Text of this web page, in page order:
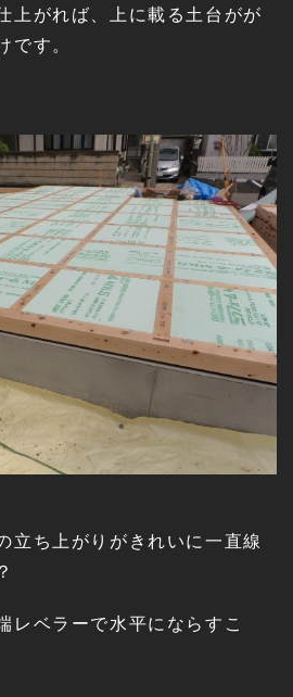
上がれば、上に載る土台がが
です。
立ち上がりがきれいに一直線
レベラーで水平にならすこ